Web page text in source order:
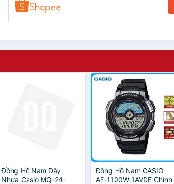
Đồng Hồ Nam Dây
Nhựa Casio MQ-24-
Đồng Hồ Nam CASIO
AE-1100W-1AVDF Chính